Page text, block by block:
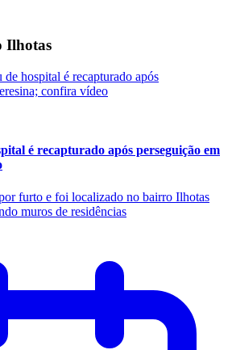
Ilhotas
é recapturado após perseguição em
furto e foi localizado no bairro Ilhotas
muros de residências